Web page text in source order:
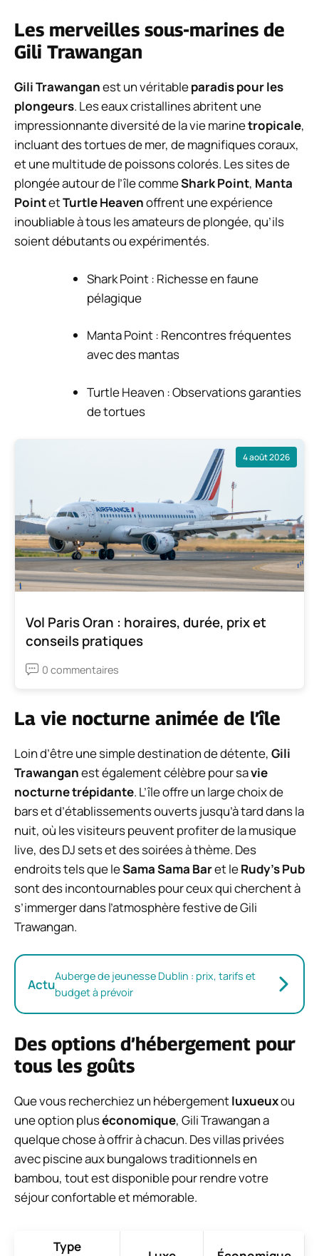
Les merveilles sous-marines de
Gili Trawangan
Gili Trawanganest un véritableparadis pour les
plongeurs. Les eaux cristallines abritent une
impressionnante diversité de la vie marinetropicale,
incluant des tortues de mer, de magnifiques coraux,
et une multitude de poissons colorés. Les sites de
plongée autour de l’île commeShark Point, Manta
PointetTurtle Heavenoffrent une expérience
inoubliable à tous les amateurs de plongée, qu’ils
soient débutants ou expérimentés.
Shark Point : Richesse en faune
pélagique
Manta Point : Rencontres fréquentes
avec des mantas
Turtle Heaven : Observations garanties
de tortues
4 août 2026
Vol Paris Oran : horaires, durée, prix et
conseils pratiques
0 commentaires
La vie nocturne animée de l’île
Loin d’être une simple destination de détente, Gili
Trawanganest également célèbre pour savie
nocturne trépidante. L’île offre un large choix de
bars et d’établissements ouverts jusqu’à tard dans la
nuit, où les visiteurs peuvent profiter de la musique
live, des DJ sets et des soirées à thème. Des
endroits tels que leSama Sama Baret leRudy’s Pub
sont des incontournables pour ceux qui cherchent à
s’immerger dans l’atmosphère festive de Gili
Trawangan.
ActuAuberge de jeunesse Dublin : prix, tarifs et
budget à prévoir
Des options d’hébergement pour
tous les goûts
Que vous recherchiez un hébergementluxueuxou
une option pluséconomique, Gili Trawangan a
quelque chose à offrir à chacun. Des villas privées
avec piscine aux bungalows traditionnels en
bambou, tout est disponible pour rendre votre
séjour confortable et mémorable.
Type